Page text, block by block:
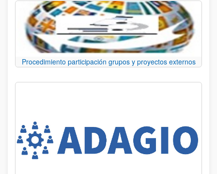
Procedimiento participación grupos y proyectos externos